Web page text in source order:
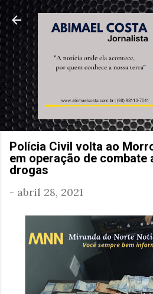
Pular para o
Polícia Civil volta ao
em operação de combate
drogas
- abril 28, 2021